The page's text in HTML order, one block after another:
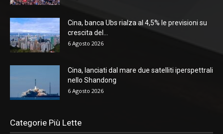
Cina, banca Ubs rialza al 4,5% le previsioni su
crescita del...
6 Agosto 2026
Cina, lanciati dal mare due satelliti iperspettrali
nello Shandong
6 Agosto 2026
Categorie Più Lette